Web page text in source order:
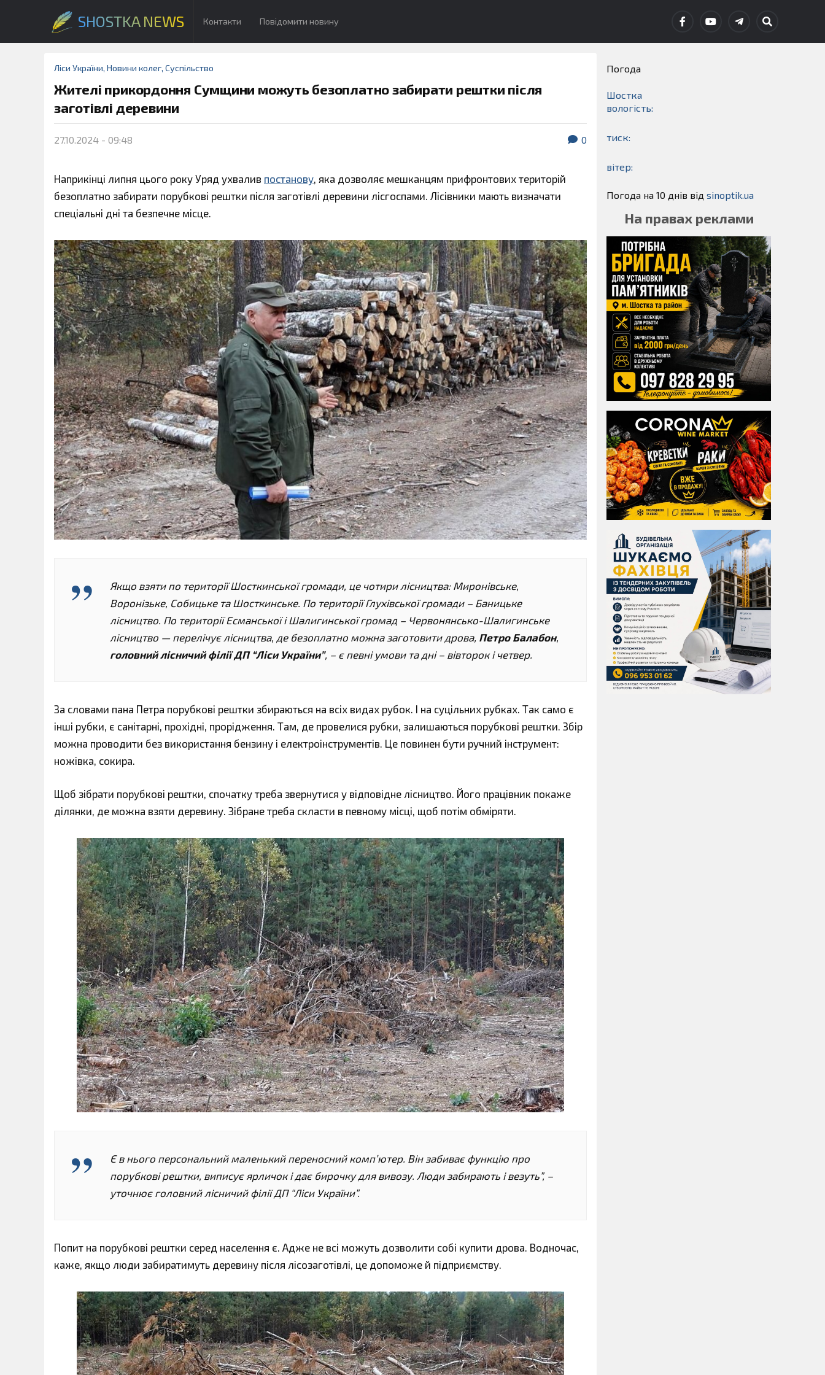
SHOSTKA NEWS Контакти Повідомити новину
Ліси України, Новини колег, Суспільство
Жителі прикордоння Сумщини можуть безоплатно забирати рештки після
заготівлі деревини
27.10.2024 - 09:48 0
Наприкінці липня цього року Уряд ухвалив постанову, яка дозволяє мешканцям прифронтових територій
безоплатно забирати порубкові рештки після заготівлі деревини лісгоспами. Лісівники мають визначати
спеціальні дні та безпечне місце.
Якщо взяти по території Шосткинської громади, це чотири лісництва: Миронівське,
Воронізьке, Собицьке та Шосткинське. По території Глухівської громади – Баницьке
лісництво. По території Есманської і Шалигинської громад – Червонянсько-Шалигинське
лісництво — перелічує лісництва, де безоплатно можна заготовити дрова, Петро Балабон,
головний лісничий філії ДП “Ліси України”, – є певні умови та дні – вівторок і четвер.
За словами пана Петра порубкові рештки збираються на всіх видах рубок. І на суцільних рубках. Так само є
інші рубки, є санітарні, прохідні, прорідження. Там, де провелися рубки, залишаються порубкові рештки. Збір
можна проводити без використання бензину і електроінструментів. Це повинен бути ручний інструмент:
ножівка, сокира.
Щоб зібрати порубкові рештки, спочатку треба звернутися у відповідне лісництво. Його працівник покаже
ділянки, де можна взяти деревину. Зібране треба скласти в певному місці, щоб потім обміряти.
Є в нього персональний маленький переносний комп’ютер. Він забиває функцію про
порубкові рештки, виписує ярличок і дає бирочку для вивозу. Люди забирають і везуть”, –
уточнює головний лісничий філії ДП “Ліси України”.
Попит на порубкові рештки серед населення є. Адже не всі можуть дозволити собі купити дрова. Водночас,
каже, якщо люди забиратимуть деревину після лісозаготівлі, це допоможе й підприємству.
Погода
Шостка
вологість:
тиск:
вітер:
Погода на 10 днів від sinoptik.ua
На правах реклами